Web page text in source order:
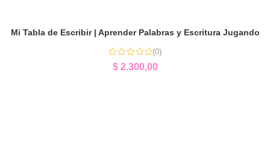
Mi Tabla de Escribir | Aprender Palabras y Escritura Jugando
(0)
$2.300,00